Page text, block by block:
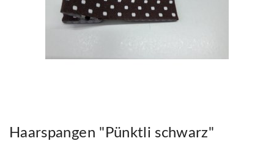
Haarspangen "Pünktli schwarz"